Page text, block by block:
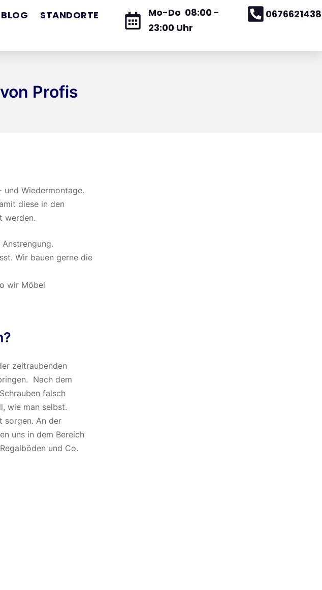
BLOG
STANDORTE
Mo-Do 08:00 -
23:00 Uhr
Profis
Wiedermontage.
diese in den
werden.
Wir bauen gerne die
wir Möbel
zeitraubenden
Nach dem
falsch
wie man selbst.
sorgen. An der
uns in dem Bereich
und Co.